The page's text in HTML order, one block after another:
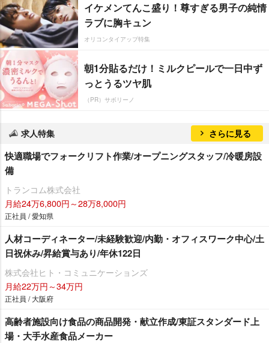
イケメンてんこ盛り！尊すぎる男子の純情
ラブに胸キュン
オリコンタイアップ特集
朝1分貼るだけ！ミルクピールで一日中ず
っとうるツヤ肌
（PR）サボリーノ
求人特集 さらに見る
快適職場でフォークリフト作業/オープニングスタッフ/冷暖房設
備
トランコム株式会社
月給24万6,800円～28万8,000円
正社員 / 愛知県
人材コーディネーター/未経験歓迎/内勤・オフィスワーク中心/土
日祝休み/昇給賞与あり/年休122日
株式会社ヒト・コミュニケーションズ
月給22万円～34万円
正社員 / 大阪府
高齢者施設向け食品の商品開発・献立作成/東証スタンダード上
場・大手水産食品メーカー